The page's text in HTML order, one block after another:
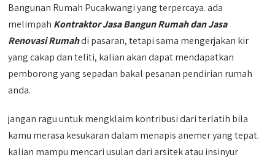
Bangunan Rumah Pucakwangi yang terpercaya. ada
melimpah Kontraktor Jasa Bangun Rumah dan Jasa
Renovasi Rumahdi pasaran, tetapi sama mengerjakan kir
yang cakap dan teliti, kalian akan dapat mendapatkan
pemborong yang sepadan bakal pesanan pendirian rumah
anda.
jangan ragu untuk mengklaim kontribusi dari terlatih bila
kamu merasa kesukaran dalam menapis anemer yang tepat.
kalian mampu mencari usulan dari arsitek atau insinyur